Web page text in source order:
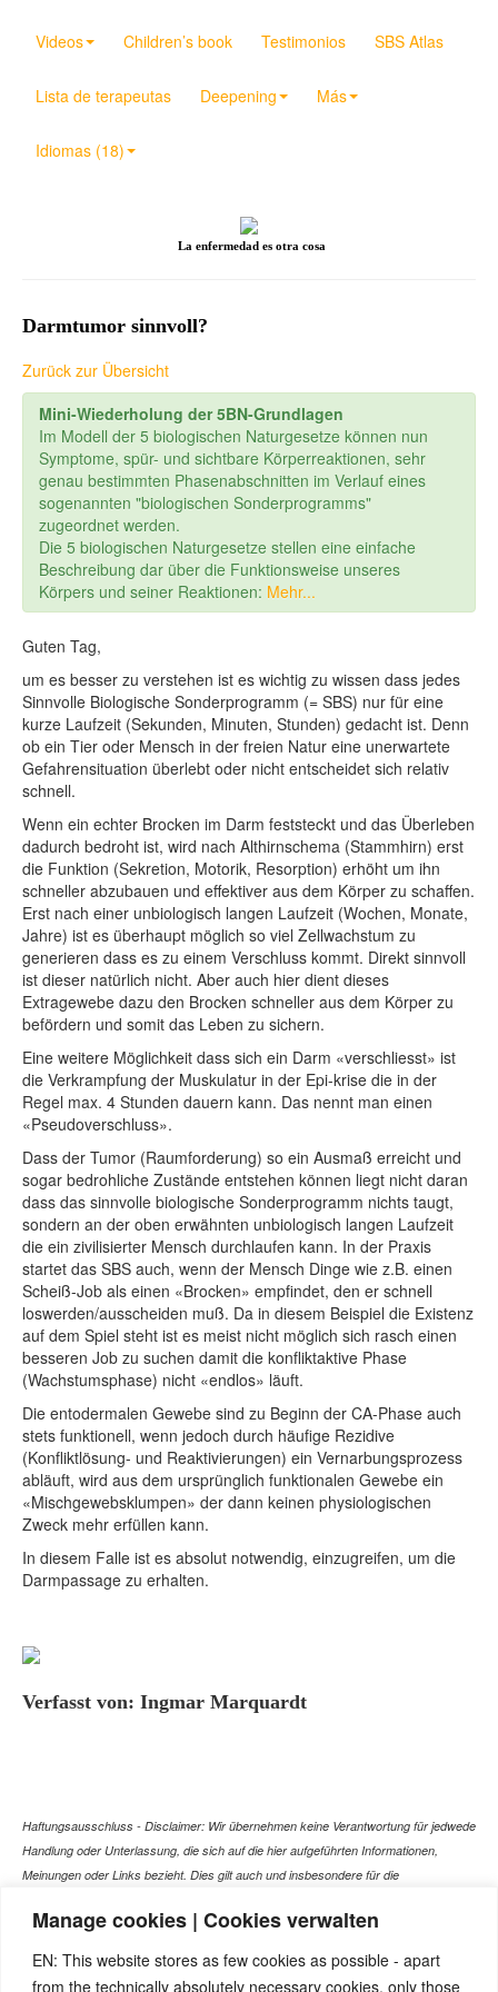
Manage cookies | Cookies verwalten
EN: This website stores as few cookies as possible - apart
from the technically absolutely necessary cookies, only those
Videos Children’s book Testimonios SBS Atlas
Lista de terapeutas Deepening Más
Idiomas (18)
La enfermedad es otra cosa
Darmtumor sinnvoll?
Zurück zur Übersicht
Mini-Wiederholung der 5BN-Grundlagen
Im Modell der 5 biologischen Naturgesetze können nun
Symptome, spür- und sichtbare Körperreaktionen, sehr
genau bestimmten Phasenabschnitten im Verlauf eines
sogenannten "biologischen Sonderprogramms"
zugeordnet werden.
Die 5 biologischen Naturgesetze stellen eine einfache
Beschreibung dar über die Funktionsweise unseres
Körpers und seiner Reaktionen: Mehr...
Guten Tag,
um es besser zu verstehen ist es wichtig zu wissen dass jedes
Sinnvolle Biologische Sonderprogramm (= SBS) nur für eine
kurze Laufzeit (Sekunden, Minuten, Stunden) gedacht ist. Denn
ob ein Tier oder Mensch in der freien Natur eine unerwartete
Gefahrensituation überlebt oder nicht entscheidet sich relativ
schnell.
Wenn ein echter Brocken im Darm feststeckt und das Überleben
dadurch bedroht ist, wird nach Althirnschema (Stammhirn) erst
die Funktion (Sekretion, Motorik, Resorption) erhöht um ihn
schneller abzubauen und effektiver aus dem Körper zu schaffen.
Erst nach einer unbiologisch langen Laufzeit (Wochen, Monate,
Jahre) ist es überhaupt möglich so viel Zellwachstum zu
generieren dass es zu einem Verschluss kommt. Direkt sinnvoll
ist dieser natürlich nicht. Aber auch hier dient dieses
Extragewebe dazu den Brocken schneller aus dem Körper zu
befördern und somit das Leben zu sichern.
Eine weitere Möglichkeit dass sich ein Darm «verschliesst» ist
die Verkrampfung der Muskulatur in der Epi-krise die in der
Regel max. 4 Stunden dauern kann. Das nennt man einen
«Pseudoverschluss».
Dass der Tumor (Raumforderung) so ein Ausmaß erreicht und
sogar bedrohliche Zustände entstehen können liegt nicht daran
dass das sinnvolle biologische Sonderprogramm nichts taugt,
sondern an der oben erwähnten unbiologisch langen Laufzeit
die ein zivilisierter Mensch durchlaufen kann. In der Praxis
startet das SBS auch, wenn der Mensch Dinge wie z.B. einen
Scheiß-Job als einen «Brocken» empfindet, den er schnell
loswerden/ausscheiden muß. Da in diesem Beispiel die Existenz
auf dem Spiel steht ist es meist nicht möglich sich rasch einen
besseren Job zu suchen damit die konfliktaktive Phase
(Wachstumsphase) nicht «endlos» läuft.
Die entodermalen Gewebe sind zu Beginn der CA-Phase auch
stets funktionell, wenn jedoch durch häufige Rezidive
(Konfliktlösung- und Reaktivierungen) ein Vernarbungsprozess
abläuft, wird aus dem ursprünglich funktionalen Gewebe ein
«Mischgewebsklumpen» der dann keinen physiologischen
Zweck mehr erfüllen kann.
In diesem Falle ist es absolut notwendig, einzugreifen, um die
Darmpassage zu erhalten.
Verfasst von: Ingmar Marquardt
Haftungsausschluss - Disclaimer: Wir übernehmen keine Verantwortung für jedwede
Handlung oder Unterlassung, die sich auf die hier aufgeführten Informationen,
Meinungen oder Links bezieht. Dies gilt auch und insbesondere für die
Gespräch mit dem Arzt Ihres Vertrauens darstellen können. Bei den Texten auf
Versuch einer Diagnose oder Behandlung! Wir übernehmen keinerlei Gewähr für die